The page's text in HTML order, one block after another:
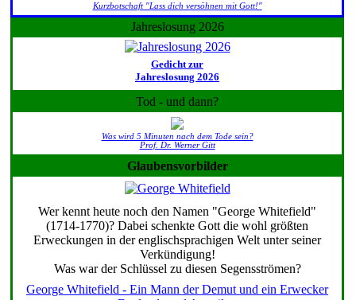
Kurzbotschaft "Lass dich versöhnen mit Gott!"
Jahreslosung 2026
Gedicht zur
Jahreslosung 2026
Tod - und dann?
Was wird 5 Minuten nach dem Tode sein?
Prof. Dr. Werner Gitt
Glaubensvorbilder
Wer kennt heute noch den Namen "George Whitefield"
(1714-1770)? Dabei schenkte Gott die wohl größten
Erweckungen in der englischsprachigen Welt unter seiner
Verkündigung!
Was war der Schlüssel zu diesen Segensströmen?
George Whitefield - Ein Mann der Demut und ein Erwecker